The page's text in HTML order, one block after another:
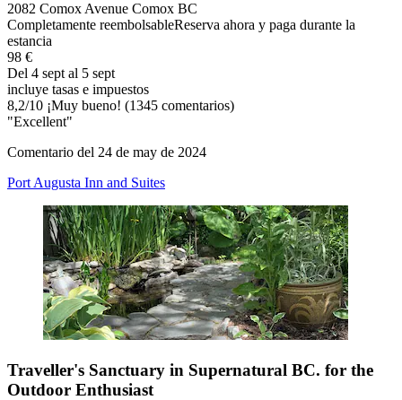
2082 Comox Avenue Comox BC
Completamente reembolsableReserva ahora y paga durante la
estancia
98 €
Del 4 sept al 5 sept
incluye tasas e impuestos
8,2/10 ¡Muy bueno! (1345 comentarios)
"Excellent"
Comentario del 24 de may de 2024
Port Augusta Inn and Suites
Traveller's Sanctuary in Supernatural BC. for the
Outdoor Enthusiast